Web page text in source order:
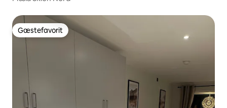
Gæstefavorit
Gæstefavorit